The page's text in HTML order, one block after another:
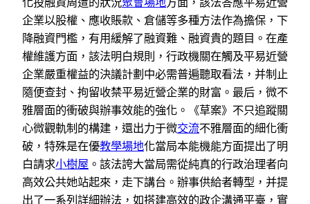
企業以股權、應收賬款、倉儲等多種方法作為擔保，下
降融資門檻，有用緩解了融資難、融資貴的題目。在產
權維護方面，該法明白規則，行政機關在觸及平易近營
企業嚴重權益的決議計劃中必需普遍聽取看法，并制止
隨便查封、拘留收禁平易近營企業的財富。最后，微不
雅層面的衝破與辦事效能的強化。《草案》不只追蹤關
心微觀軌制的構建，還出力于微交流不雅層面的細化衝
破，特殊是在優教學場地化當局本能機能方面提出了明
白請求小樹屋 。該法誇大當局需從純真的行政治理者向
高效公共她站起來，走下講台。辦事供給者轉型，并提
出了一系列詳細辦法，如搭建高效的政企溝通平臺，實